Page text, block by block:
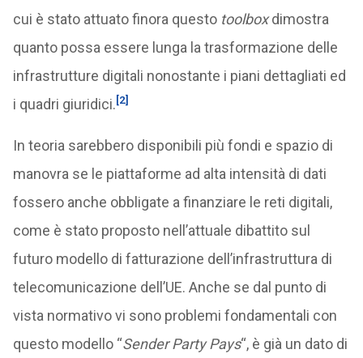
cui è stato attuato finora questo toolboxdimostra
quanto possa essere lunga la trasformazione delle
infrastrutture digitali nonostante i piani dettagliati ed
i quadri giuridici.[2]
In teoria sarebbero disponibili più fondi e spazio di
manovra se le piattaforme ad alta intensità di dati
fossero anche obbligate a finanziare le reti digitali,
come è stato proposto nell’attuale dibattito sul
futuro modello di fatturazione dell’infrastruttura di
telecomunicazione dell’UE. Anche se dal punto di
vista normativo vi sono problemi fondamentali con
questo modello “Sender Party Pays“, è già un dato di